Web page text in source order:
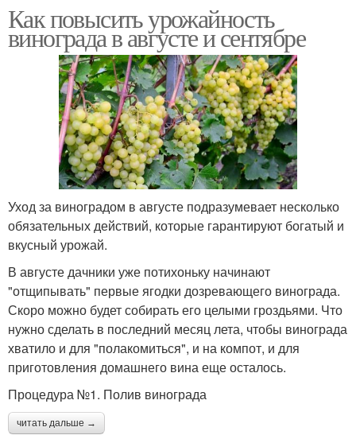
Как повысить урожайность
винограда в августе и сентябре
Уход за виноградом в августе подразумевает несколько
обязательных действий, которые гарантируют богатый и
вкусный урожай.
В августе дачники уже потихоньку начинают
"отщипывать" первые ягодки дозревающего винограда.
Скоро можно будет собирать его целыми гроздьями. Что
нужно сделать в последний месяц лета, чтобы винограда
хватило и для "полакомиться", и на компот, и для
приготовления домашнего вина еще осталось.
Процедура №1. Полив винограда
читать дальше →